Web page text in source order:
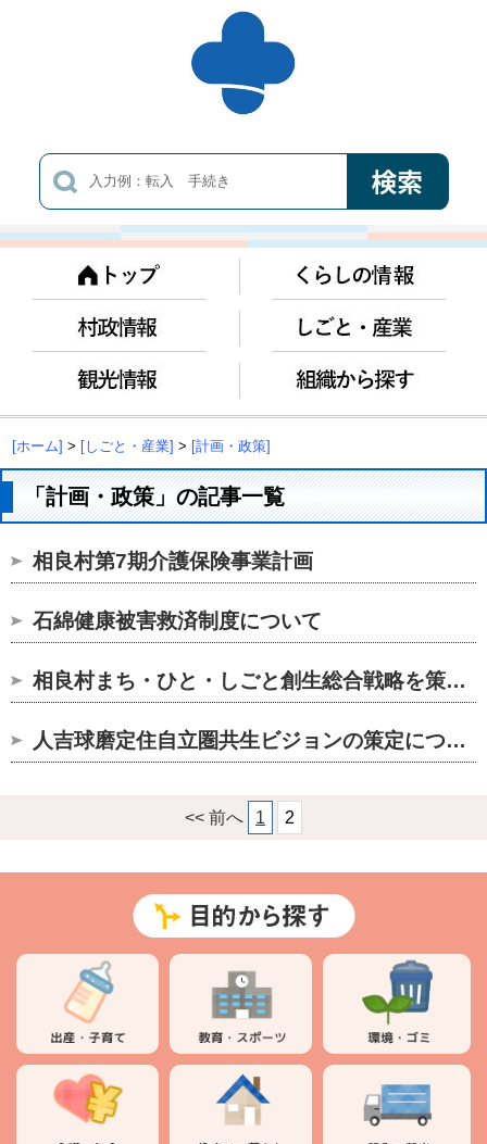
[ホーム] > [しごと・産業] > [計画・政策]
「計画・政策」の記事一覧
相良村第7期介護保険事業計画
石綿健康被害救済制度について
相良村まち・ひと・しごと創生総合戦略を策定しました
人吉球磨定住自立圏共生ビジョンの策定について
<< 前へ 1 2